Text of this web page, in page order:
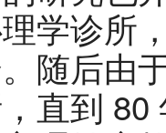
学诊所
随后由
直到